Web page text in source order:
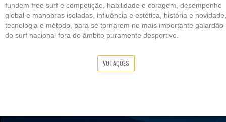
fundem free surf e competição, habilidade e coragem, desempenho
global e manobras isoladas, influência e estética, história e
tecnologia e método, para se tornarem no mais importante galardão
do surf nacional fora do âmbito puramente desportivo.
VOTAÇÕES